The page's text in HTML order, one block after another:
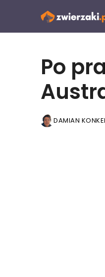
Po
DAMIAN